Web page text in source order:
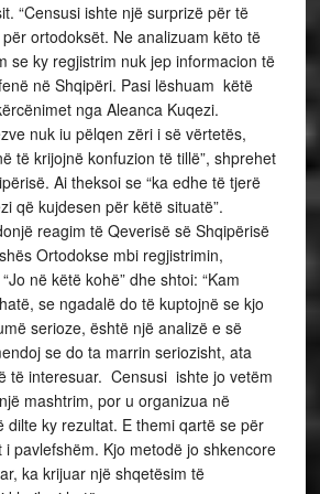
“Censusi ishte një surprizë për të
ortodoksët. Ne analizuam këto të
se ky regjistrim nuk jep informacion të
në Shqipëri. Pasi lëshuam këtë
nga Aleanca Kuqezi.
nuk iu pëlqen zëri i së vërtetës,
të krijojnë konfuzion të tillë”, shprehet
Ai theksoi se “ka edhe të tjerë
që kujdesen për këtë situatë”.
reagim të Qeverisë së Shqipërisë
Ortodokse mbi regjistrimin,
në këtë kohë” dhe shtoi: “Kam
se ngadalë do të kuptojnë se kjo
serioze, është një analizë e së
se do ta marrin seriozisht, ata
të interesuar. Censusi ishte jo vetëm
mashtrim, por u organizua në
dilte ky rezultat. E themi qartë se për
i pavlefshëm. Kjo metodë jo shkencore
ka krijuar një shqetësim të